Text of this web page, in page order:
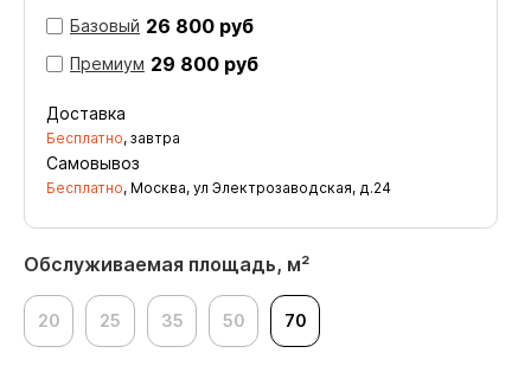
Обслуживаемая площадь, м²
20 25 35 50 70
Базовый 26 800 руб
Премиум 29 800 руб
Доставка
Бесплатно, завтра
Самовывоз
Бесплатно, Москва, ул Электрозаводская, д.24